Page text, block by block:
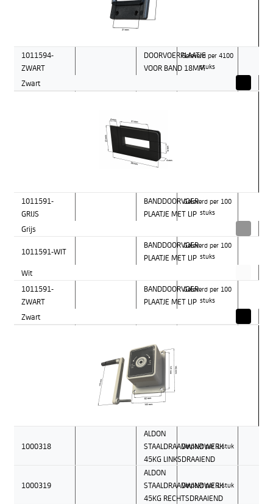
1011594-
ZWART
DOORVOERPLAATJE
VOOR BAND 18MM
Geleverd per 4100
stuks
Zwart
1011591-
GRIJS
BANDDOORVOER
PLAATJE MET LIP
Geleverd per 100
stuks
Grijs
1011591-WIT
BANDDOORVOER
PLAATJE MET LIP
Geleverd per 100
stuks
Wit
1011591-
ZWART
BANDDOORVOER
PLAATJE MET LIP
Geleverd per 100
stuks
Zwart
1000318
ALDON
STAALDRAADWINDWERK
45KG LINKSDRAAIEND
Verpakt per 1 stuk
1000319
ALDON
STAALDRAADWINDWERK
45KG RECHTSDRAAIEND
Verpakt per 1 stuk